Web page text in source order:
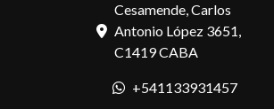
Cesamende, Carlos
Antonio López 3651,
C1419 CABA
+541133931457